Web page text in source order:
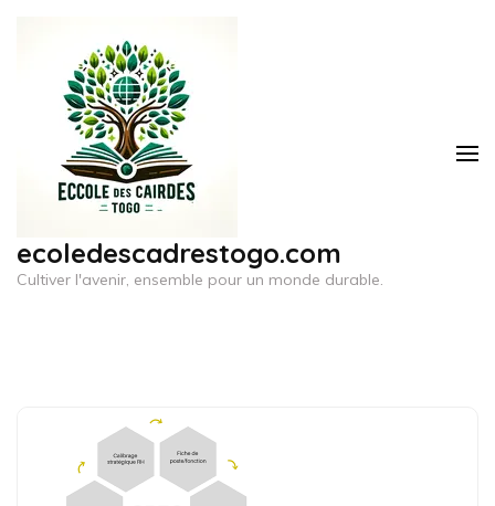
contenu
(Pressez
ecoledescadrestogo.com
Cultiver l'avenir, ensemble pour un monde durable.